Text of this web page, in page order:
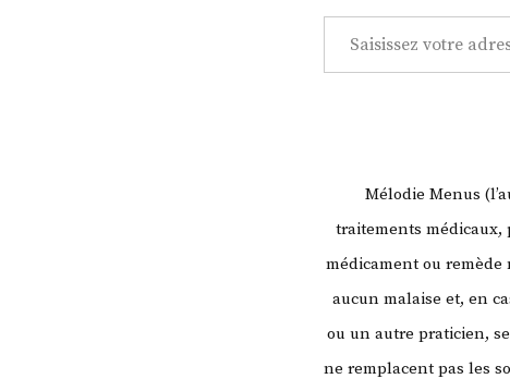
Saisissez votre adresse e-mail…
Mélodie Menus
traitements
médicament ou
aucun malaise et, en
ou un autre praticien,
ne remplacent pas les